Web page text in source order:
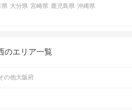
県 大分県 宮崎県 鹿児島県 沖縄県
のエリア一覧
の他大阪府